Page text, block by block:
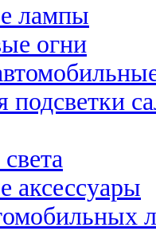
лампы
огни
аксессуары